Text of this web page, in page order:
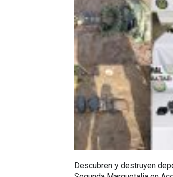
Descubren y destruyen